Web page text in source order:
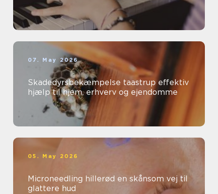
07. May 2026
Skadedyrsbekæmpelse taastrup effektiv
hjælp til hjem, erhverv og ejendomme
05. May 2026
Microneedling hillerød en skånsom vej til
glattere hud